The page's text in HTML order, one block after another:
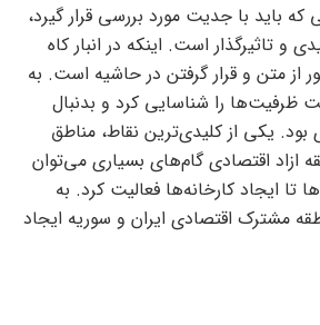
باید با جدیت مورد بررسی قرار گیرد،
تاثیرگذار است. اینکه در انبار کاه
از متن و قرار گرفتن در حاشیه است. به
ظرفیت‌ها را شناسایی کرد و بدنبال
بود. یکی از کلیدی‌ترین نقاط، مناطق
ازاد اقتصادی گام‌های بسیاری می‌توان
تا ایجاد کارخانه‌ها فعالیت کرد. به
مشترک اقتصادی ایران و سوریه ایجاد